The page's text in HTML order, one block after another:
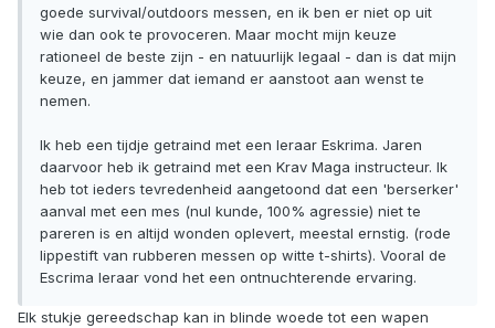
goede survival/outdoors messen, en ik ben er niet op uit
wie dan ook te provoceren. Maar mocht mijn keuze
rationeel de beste zijn - en natuurlijk legaal - dan is dat mijn
keuze, en jammer dat iemand er aanstoot aan wenst te
nemen.
Ik heb een tijdje getraind met een leraar Eskrima. Jaren
daarvoor heb ik getraind met een Krav Maga instructeur. Ik
heb tot ieders tevredenheid aangetoond dat een 'berserker'
aanval met een mes (nul kunde, 100% agressie) niet te
pareren is en altijd wonden oplevert, meestal ernstig. (rode
lippestift van rubberen messen op witte t-shirts). Vooral de
Escrima leraar vond het een ontnuchterende ervaring.
Elk stukje gereedschap kan in blinde woede tot een wapen